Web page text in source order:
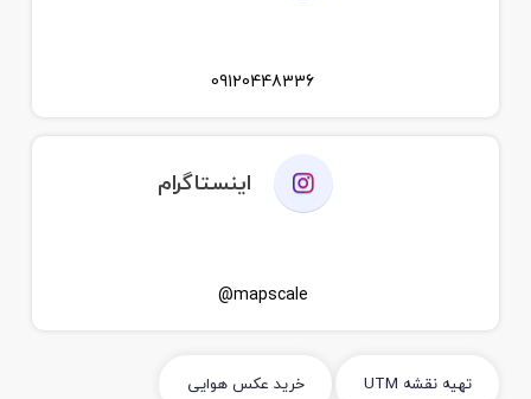
09120448336
اینستاگرام
mapscale@
تهیه نقشه UTM خرید عکس هوایی